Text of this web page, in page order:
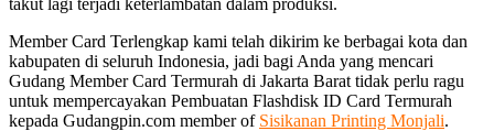
takut lagi terjadi keterlambatan dalam produksi.
Member Card Terlengkap kami telah dikirim ke berbagai kota dan
kabupaten di seluruh Indonesia, jadi bagi Anda yang mencari
Gudang Member Card Termurah di Jakarta Barat tidak perlu ragu
untuk mempercayakan Pembuatan Flashdisk ID Card Termurah
kepada Gudangpin.com member of Sisikanan Printing Monjali.